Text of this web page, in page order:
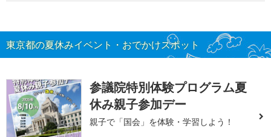
東京都の夏休みイベント・おでかけスポット
参議院特別体験プログラム夏
休み親子参加デー
親子で「国会」を体験・学習しよう！